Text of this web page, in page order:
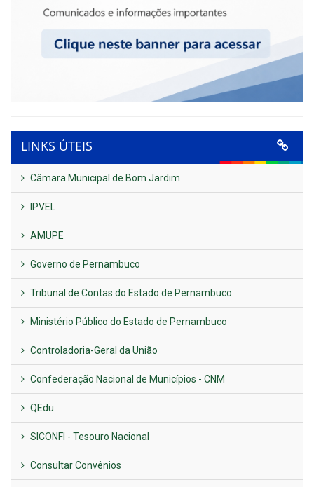
LINKS ÚTEIS
Câmara Municipal de Bom Jardim
IPVEL
AMUPE
Governo de Pernambuco
Tribunal de Contas do Estado de Pernambuco
Ministério Público do Estado de Pernambuco
Controladoria-Geral da União
Confederação Nacional de Municípios - CNM
QEdu
SICONFI - Tesouro Nacional
Consultar Convênios